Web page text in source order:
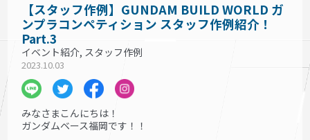
【スタッフ作例】GUNDAM BUILD WORLD ガ
ンプラコンペティション スタッフ作例紹介！
Part.3
イベント紹介, スタッフ作例
2023.10.03
みなさまこんにちは！
ガンダムベース福岡です！！